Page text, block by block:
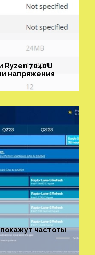
Ryzen 7040U
напряжения
частоты